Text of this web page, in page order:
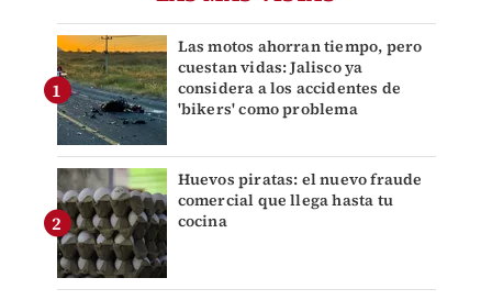
Las motos ahorran tiempo, pero
cuestan vidas: Jalisco ya
considera a los accidentes de
'bikers' como problema
Huevos piratas: el nuevo fraude
comercial que llega hasta tu
cocina